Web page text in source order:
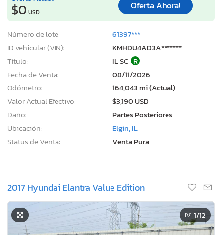
$0 USD
Oferta Ahora!
Número de lote:
61397***
ID vehicular (VIN):
KMHDU4AD3A*******
Título:
IL SC R
Fecha de Venta:
08/11/2026
Odómetro:
164,043 mi (Actual)
Valor Actual Efectivo:
$3,190 USD
Daño:
Partes Posteriores
Ubicación:
Elgin, IL
Status de Venta:
Venta Pura
2017 Hyundai Elantra Value Edition
1/12